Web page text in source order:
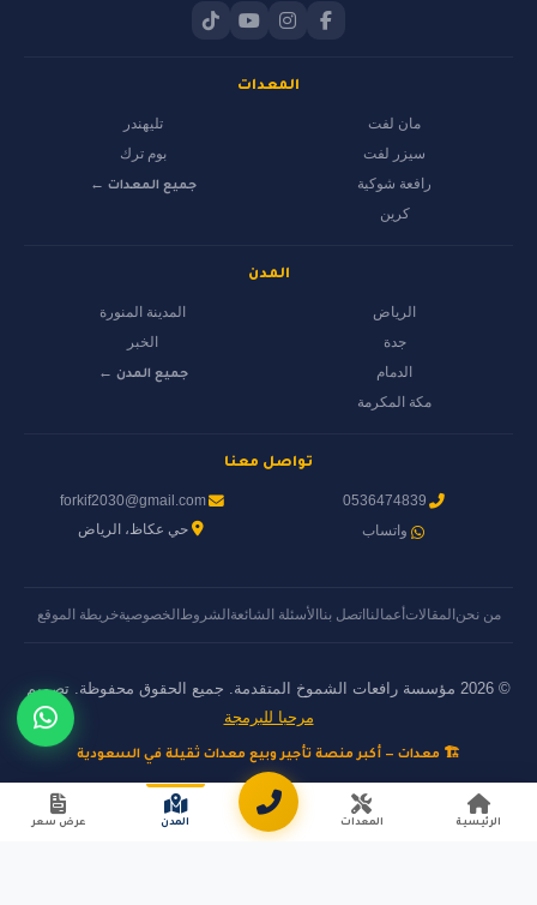
المعدات
مان لفت
سيزر لفت
رافعة شوكية
كرين
تليهندر
بوم ترك
جميع المعدات ←
المدن
الرياض
جدة
الدمام
مكة المكرمة
المدينة المنورة
الخبر
جميع المدن ←
تواصل معنا
0536474839
واتساب
forkif2030@gmail.com
حي عكاظ، الرياض
من نحنالمقالات أعمالنااتصل بناالأسئلة الشائعةالشروط الخصوصيةخريطة الموقع
© 2026 مؤسسة رافعات الشموخ المتقدمة. جميع الحقوق محفوظة. تصميم
مرحبا للبرمجة
🏗️ معدات — أكبر منصة تأجير وبيع معدات ثقيلة في السعودية
الرئيسية المعدات المدن عرض سعر